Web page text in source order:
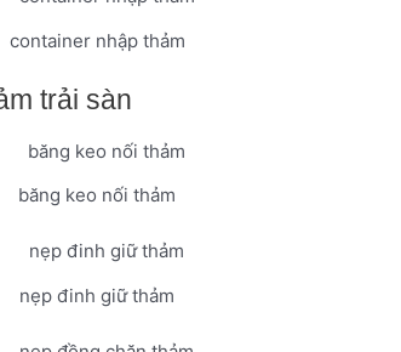
container nhập thảm
trải sàn
băng keo nối thảm
nẹp đinh giữ thảm